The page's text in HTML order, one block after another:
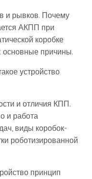
и рывков. Почему
АКПП при
коробке
основные причины.
и отличия КПП.
и работа
виды коробок-
роботизированной